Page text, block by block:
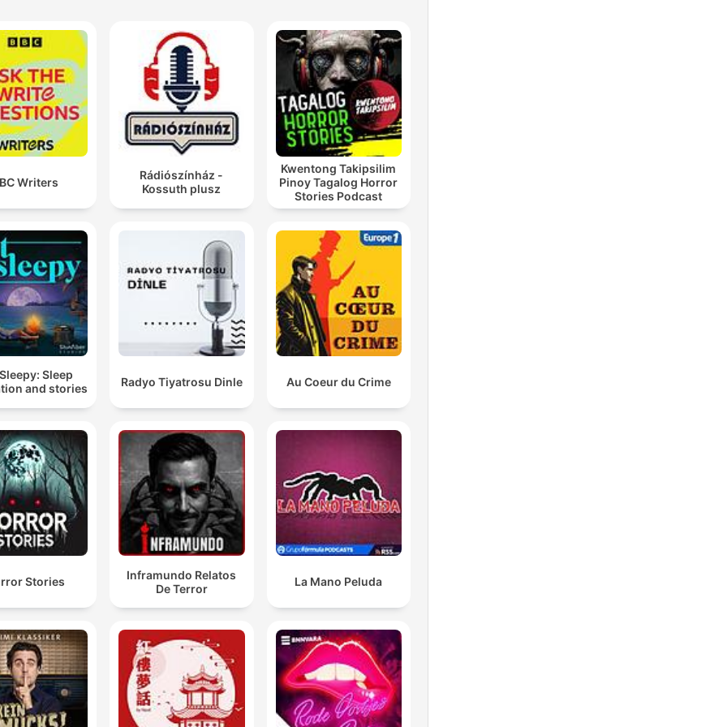
Writers
Rádiószínház -
Kossuth plusz
Kwentong Takipsilim
Pinoy Tagalog Horror
Stories Podcast
Sleep
and stories
Radyo Tiyatrosu Dinle Au Coeur du Crime
Stories
Inframundo Relatos
De Terror
La Mano Peluda